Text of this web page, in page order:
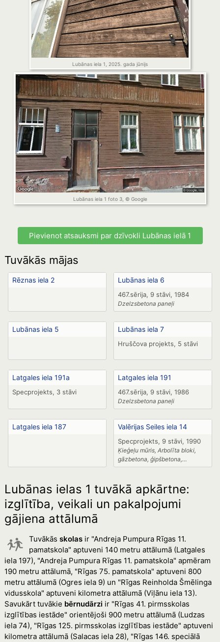
Lubānas iela 1, 2025. gada jūnijs
Lubānas iela 1 foto 3, © Google
Pievienot atsauksmi par dzīvokli Lubānas ielā 1
Tuvākās mājas
Rēznas iela 2 Lubānas iela 6
467.sērija, 9 stāvi, 1984
Dzelzsbetona paneļi
Lubānas iela 5 Lubānas iela 7
Hruščova projekts, 5 stāvi
Latgales iela 191a
Specprojekts, 3 stāvi
Latgales iela 191
467.sērija, 9 stāvi, 1986
Dzelzsbetona paneļi
Latgales iela 187 Valērijas Seiles iela 14
Specprojekts, 9 stāvi, 1990
Ķieģeļu mūris, Arbolīta bloki,
gāzbetona, ģipšbetona,
keramzītbetona paneļi
Lubānas ielas 1 tuvākā apkārtne:
izglītība, veikali un pakalpojumi
gājiena attālumā
Tuvākās skolasir "Andreja Pumpura Rīgas 11.
pamatskola" aptuveni 140 metru attālumā (Latgales
iela 197), "Andreja Pumpura Rīgas 11. pamatskola" apmēram
190 metru attālumā, "Rīgas 75. pamatskola" aptuveni 800
metru attālumā (Ogres iela 9) un "Rīgas Reinholda Šmēlinga
vidusskola" aptuveni kilometra attālumā (Viļānu iela 13).
Savukārt tuvākie bērnudārzi ir "Rīgas 41. pirmsskolas
izglītības iestāde" orientējoši 900 metru attālumā (Ludzas
iela 74), "Rīgas 125. pirmsskolas izglītības iestāde" aptuveni
kilometra attālumā (Salacas iela 28), "Rīgas 146. speciālā